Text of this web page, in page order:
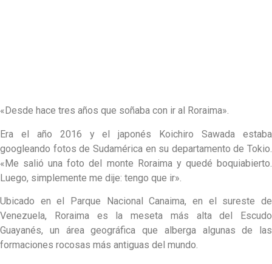
«Desde hace tres años que soñaba con ir al Roraima».
Era el año 2016 y el japonés Koichiro Sawada estaba
googleando fotos de Sudamérica en su departamento de Tokio.
«Me salió una foto del monte Roraima y quedé boquiabierto.
Luego, simplemente me dije: tengo que ir».
Ubicado en el Parque Nacional Canaima, en el sureste de
Venezuela, Roraima es la meseta más alta del Escudo
Guayanés, un área geográfica que alberga algunas de las
formaciones rocosas más antiguas del mundo.